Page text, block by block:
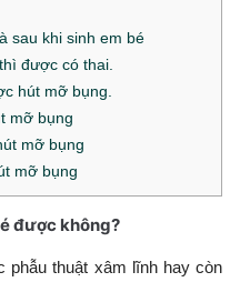
sau khi sinh em bé
được có thai.
hút mỡ bụng.
mỡ bụng
mỡ bụng
mỡ bụng
được không?
phẫu thuật xâm lĩnh hay còn